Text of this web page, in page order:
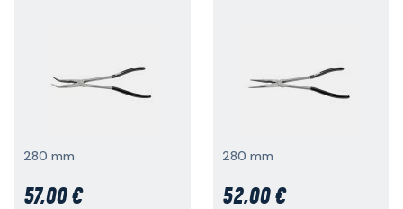
280 mm
57,00 €
280 mm
52,00 €